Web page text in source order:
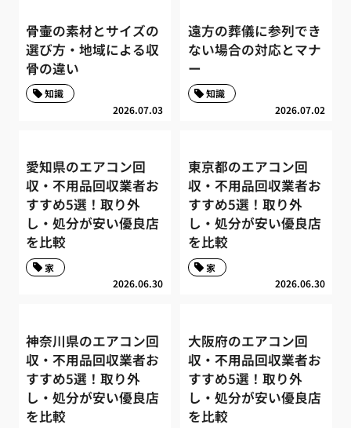
骨壷の素材とサイズの
選び方・地域による収
骨の違い
2026.07.03
知識
遠方の葬儀に参列でき
ない場合の対応とマナ
ー
2026.07.02
知識
愛知県のエアコン回
収・不用品回収業者お
すすめ5選！取り外
し・処分が安い優良店
を比較
2026.06.30
家
東京都のエアコン回
収・不用品回収業者お
すすめ5選！取り外
し・処分が安い優良店
を比較
2026.06.30
家
神奈川県のエアコン回
収・不用品回収業者お
すすめ5選！取り外
し・処分が安い優良店
を比較
大阪府のエアコン回
収・不用品回収業者お
すすめ5選！取り外
し・処分が安い優良店
を比較